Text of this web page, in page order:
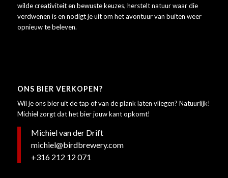
wilde creativiteit en bewuste keuzes, herstelt natuur waar die
verdwenen is en nodigt je uit om het avontuur van buiten weer
opnieuw te beleven.
ONS BIER VERKOPEN?
Wil je ons bier uit de tap of van de plank laten vliegen? Natuurlijk!
Michiel zorgt dat het bier jouw kant opkomt!
Michiel van der Drift
michiel@birdbrewery.com
+316 212 12 071